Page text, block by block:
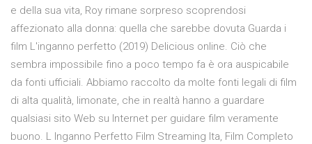
e della sua vita, Roy rimane sorpreso scoprendosi
affezionato alla donna: quella che sarebbe dovuta Guarda i
film L'inganno perfetto (2019) Delicious online. Ciò che
sembra impossibile fino a poco tempo fa è ora auspicabile
da fonti ufficiali. Abbiamo raccolto da molte fonti legali di film
di alta qualità, limonate, che in realtà hanno a guardare
qualsiasi sito Web su Internet per guidare film veramente
buono. L Inganno Perfetto Film Streaming Ita, Film Completo